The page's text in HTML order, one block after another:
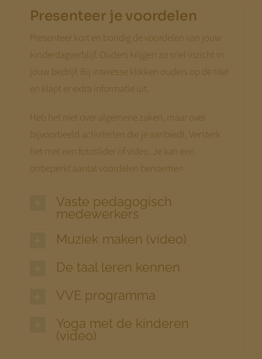
Presenteer je voordelen
Presenteer kort en bondig de voordelen van jouw
kinderdagverblijf. Ouders krijgen zo snel inzicht in
jouw bedrijf. Bij interesse klikken ouders op de titel
en klapt er extra informatie uit.
Heb het niet over algemene zaken, maar over
bijvoorbeeld activiteiten die je aanbiedt. Versterk
het met een fotoslider of video. Je kan een
onbeperkt aantal voordelen benoemen.
Vaste pedagogisch
medewerkers
Muziek maken (video)
De taal leren kennen
VVE programma
Yoga met de kinderen
(video)